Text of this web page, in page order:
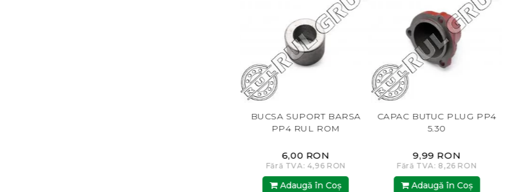
BUCSA SUPORT BARSA
PP4 RUL ROM
6,00 RON
Fără TVA: 4,96 RON
Adaugă în Coş
CAPAC BUTUC PLUG PP4
5.30
9,99 RON
Fără TVA: 8,26 RON
Adaugă în Coş